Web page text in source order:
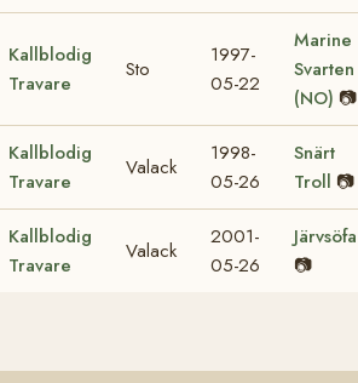
Kallblodig
Travare
Sto
1997-
05-22
Marine
Svarten
(NO) 📷
Kallblodig
Travare
Valack
1998-
05-26
Snärt
Troll 📷
Kallblodig
Travare
Valack
2001-
05-26
📷